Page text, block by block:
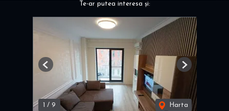
Te-ar putea interesa și:
/ 9 Harta
Previous Next